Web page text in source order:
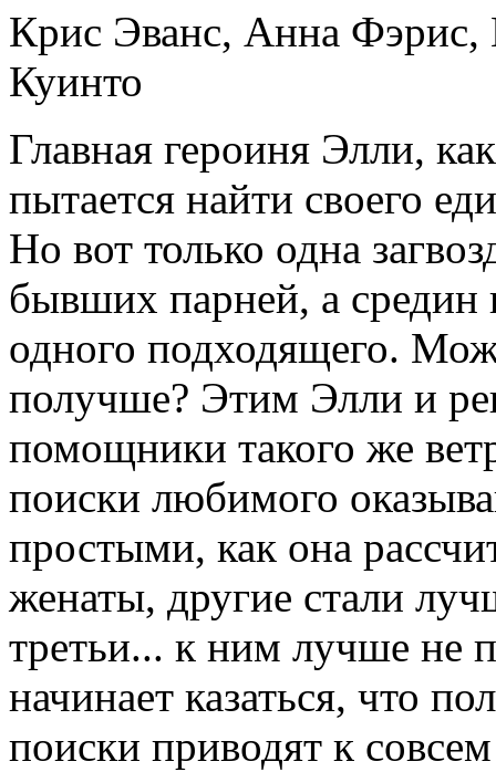
Крис Эванс, Анна
Куинто
Главная героиня Элли,
пытается найти своего
Но вот только одна
бывших парней, а
одного подходящего.
получше? Этим Элли и
помощники такого же
поиски любимого
простыми, как она
женаты, другие стали
третьи... к ним лучше не
начинает казаться, что
поиски приводят к